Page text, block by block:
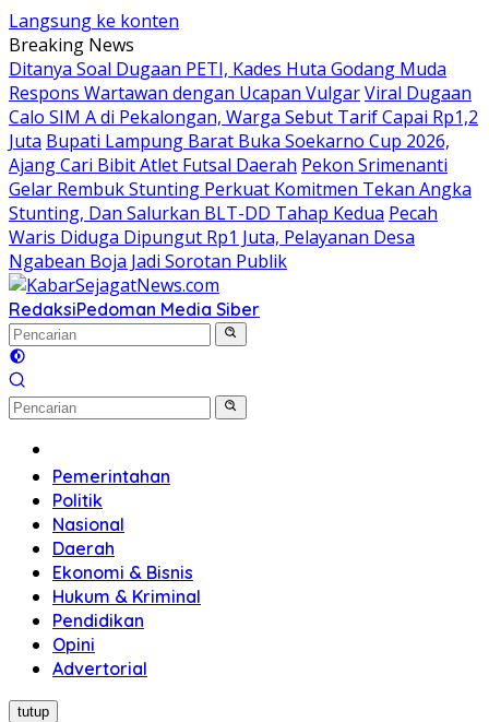
Langsung ke konten
Breaking News
Ditanya Soal Dugaan PETI, Kades Huta Godang Muda
Respons Wartawan dengan Ucapan VulgarViral Dugaan
Calo SIM A di Pekalongan, Warga Sebut Tarif Capai Rp1,2
Juta Bupati Lampung Barat Buka Soekarno Cup 2026,
Ajang Cari Bibit Atlet Futsal Daerah Pekon Srimenanti
Gelar Rembuk Stunting Perkuat Komitmen Tekan Angka
Stunting, Dan Salurkan BLT-DD Tahap Kedua Pecah
Waris Diduga Dipungut Rp1 Juta, Pelayanan Desa
Ngabean Boja Jadi Sorotan Publik
RedaksiPedoman Media Siber
Pemerintahan
Politik
Nasional
Daerah
Ekonomi & Bisnis
Hukum & Kriminal
Pendidikan
Opini
Advertorial
tutup